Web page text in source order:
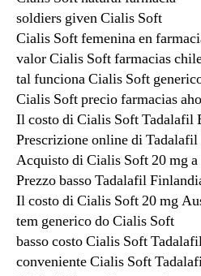
soldiers given Cialis Soft
Cialis Soft femenina en
valor Cialis Soft farmacias
tal funciona Cialis Soft
Cialis Soft precio farmacias
Il costo di Cialis Soft
Prescrizione online di Tadalafil
Acquisto di Cialis Soft 20 mg a
Prezzo basso Tadalafil
Il costo di Cialis Soft 20 mg
tem generico do Cialis Soft
basso costo Cialis Soft
conveniente Cialis Soft